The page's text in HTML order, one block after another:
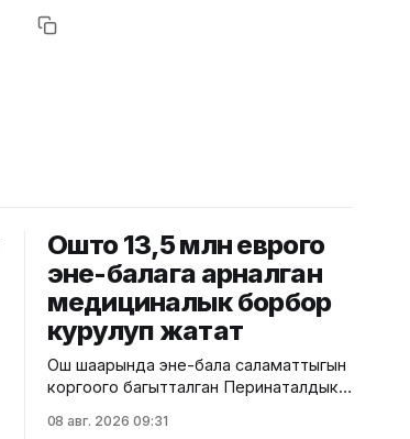
Ошто 13,5 млн еврого
эне-балага арналган
медициналык борбор
курулуп жатат
Ош шаарында эне-бала саламаттыгын
коргоого багытталган Перинаталдык
тууралуу Саламаттык сактоо
08 авг. 2026 09:31